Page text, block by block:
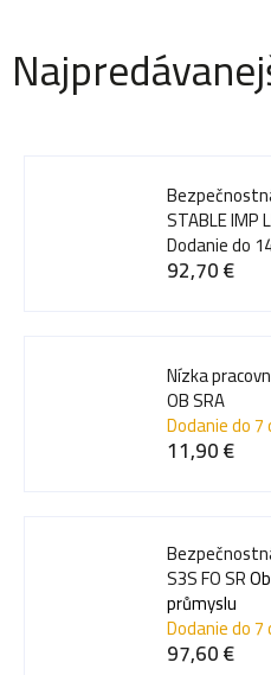
STABLE IMP
Dodanie do
92,70 €
Nízka
OB SRA
Dodanie do 7
11,90 €
S3S FO SR
průmyslu
Dodanie do 7
97,60 €